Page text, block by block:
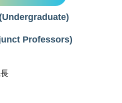
Professors)